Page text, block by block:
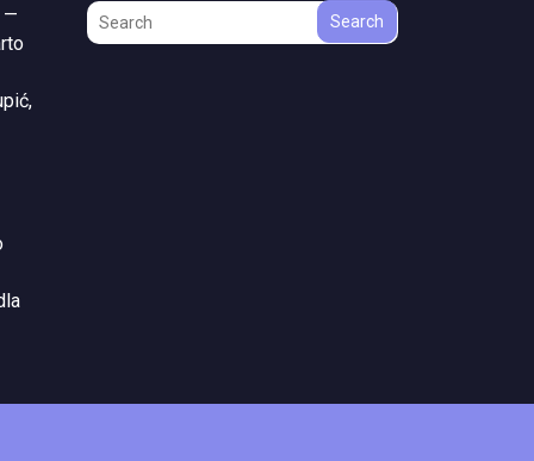
—
Search